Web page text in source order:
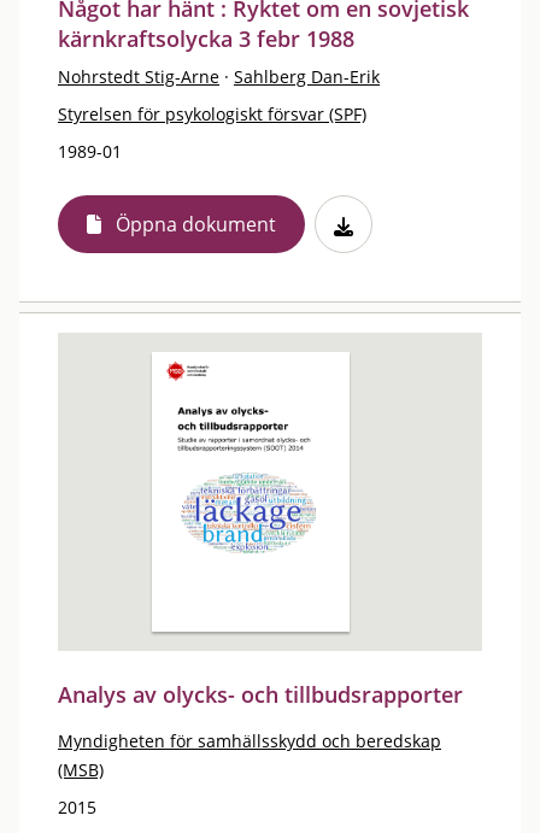
Något har hänt : Ryktet om en sovjetisk
kärnkraftsolycka 3 febr 1988
Nohrstedt Stig-Arne · Sahlberg Dan-Erik
Styrelsen för psykologiskt försvar (SPF)
1989-01
Öppna dokument
Analys av olycks- och tillbudsrapporter
Myndigheten för samhällsskydd och beredskap
(MSB)
2015